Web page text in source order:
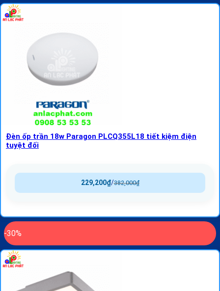
Đèn ốp trần 18w Paragon PLCQ355L18 tiết kiệm điện
tuyệt đối
382,000₫
/
229,200₫
-30%